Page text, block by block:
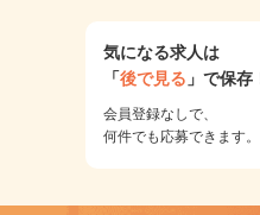
気になる求人は
「後で見る 」で保存
会員登録なしで、
何件でも応募できます。